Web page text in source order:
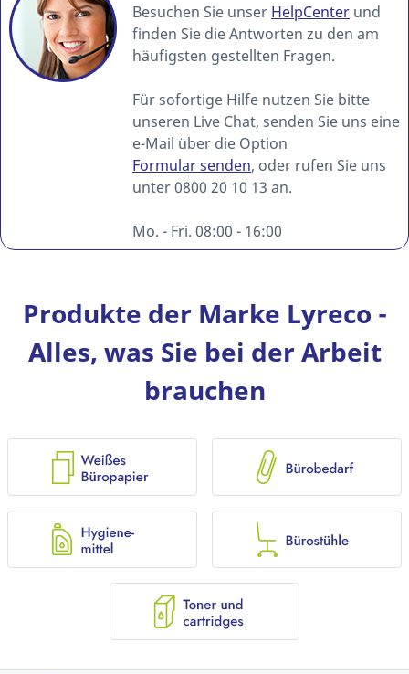
Besuchen Sie unser HelpCenter und
finden Sie die Antworten zu den am
häufigsten gestellten Fragen.
Für sofortige Hilfe nutzen Sie bitte
unseren Live Chat, senden Sie uns eine
e-Mail über die Option
Formular senden, oder rufen Sie uns
unter 0800 20 10 13 an.
Mo. - Fri. 08:00 - 16:00
Produkte der Marke Lyreco -
Alles, was Sie bei der Arbeit
brauchen